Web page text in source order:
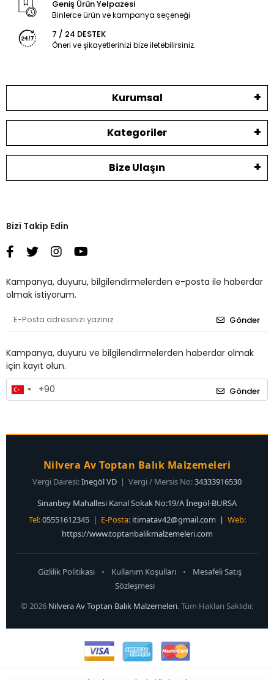
Geniş Ürün Yelpazesi
Binlerce ürün ve kampanya seçeneği
7 / 24 DESTEK
Öneri ve şikayetlerinizi bize iletebilirsiniz.
Kurumsal
Kategoriler
Bize Ulaşın
Bizi Takip Edin
Kampanya, duyuru, bilgilendirmelerden e-posta ile haberdar
olmak istiyorum.
Gönder
Kampanya, duyuru ve bilgilendirmelerden haberdar olmak
için kayıt olun.
Gönder
Nilvera Av Toptan Balık Malzemeleri
Vergi Dairesi:İnegöl VD | Vergi / Mersis No:34333916530
Sinanbey Mahallesi Kanal Sokak No:19/A İnegöl-BURSA
Tel:05551612345 | E-Posta: itimatav42@gmail.com | Web:
https://www.toptanbalikmalzemeleri.com
Gizlilik Politikası • Kullanım Koşulları •
Mesafeli Satış
Sözleşmesi
© 2026 Nilvera Av Toptan Balık Malzemeleri. Tüm Hakları Saklıdır.